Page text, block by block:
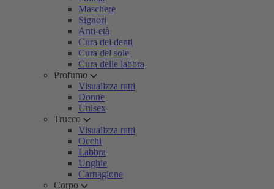
Maschere
Signori
Anti-età
Cura dei denti
Cura del sole
Cura delle labbra
Profumo
Visualizza tutti
Donne
Unisex
Trucco
Visualizza tutti
Occhi
Labbra
Unghie
Carnagione
Corpo